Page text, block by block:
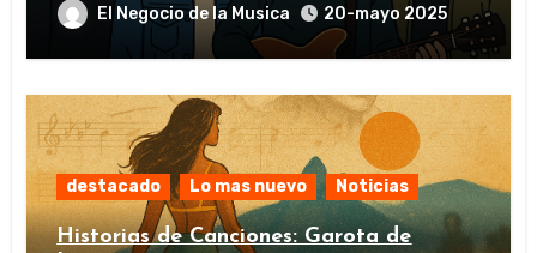
El Negocio de la Musica 20-mayo 2025
destacado Lo mas nuevo Noticias
Historias de Canciones: Garota de